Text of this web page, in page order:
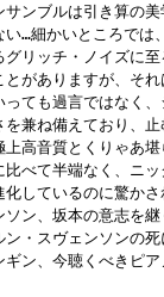
ンブルは引き算の
…細かいところで
リッチ・ノイズに
がありますが、そ
ても過言ではなく
兼ね備えており、
高音質とくりゃあ
べて半端なく、ニ
しているのに驚か
ン、坂本の意志を
ン・スヴェンソンの
ン、今聴くべきピ